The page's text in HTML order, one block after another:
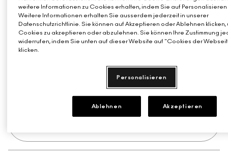
Such a Tulle
Per-Suede Me
Mittleres Blau-Rosa EINFACH AUSPROBIEREN
FALL IN LOVE
Erhalte deine Summer Tote Bag ab 75€
weitere Informationen zu Cookies erhalten, indem Sie auf Personalisieren
Weitere Informationen erhalten Sie ausserdem jederzeit in unserer
Datenschutzrichtlinie. Sie können auf Akzeptieren oder Ablehnen klicken,
Cookies zu akzeptieren oder abzulehnen. Sie können Ihre Zustimmung
widerrufen, indem Sie unten auf dieser Website auf "Cookies der
klicken.
Personalisieren
Ablehnen Akzeptieren